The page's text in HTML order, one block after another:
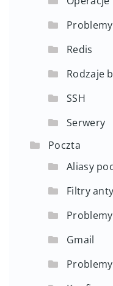
Redis
Rodzaje
SSH
Serwery
Poczta
Aliasy
Filtry
Gmail